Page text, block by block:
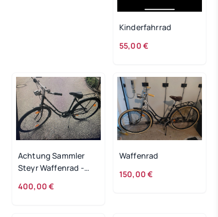
Kinderfahrrad
55,00 €
Achtung Sammler
Steyr Waffenrad -
400,00 €
Waffenrad
150,00 €